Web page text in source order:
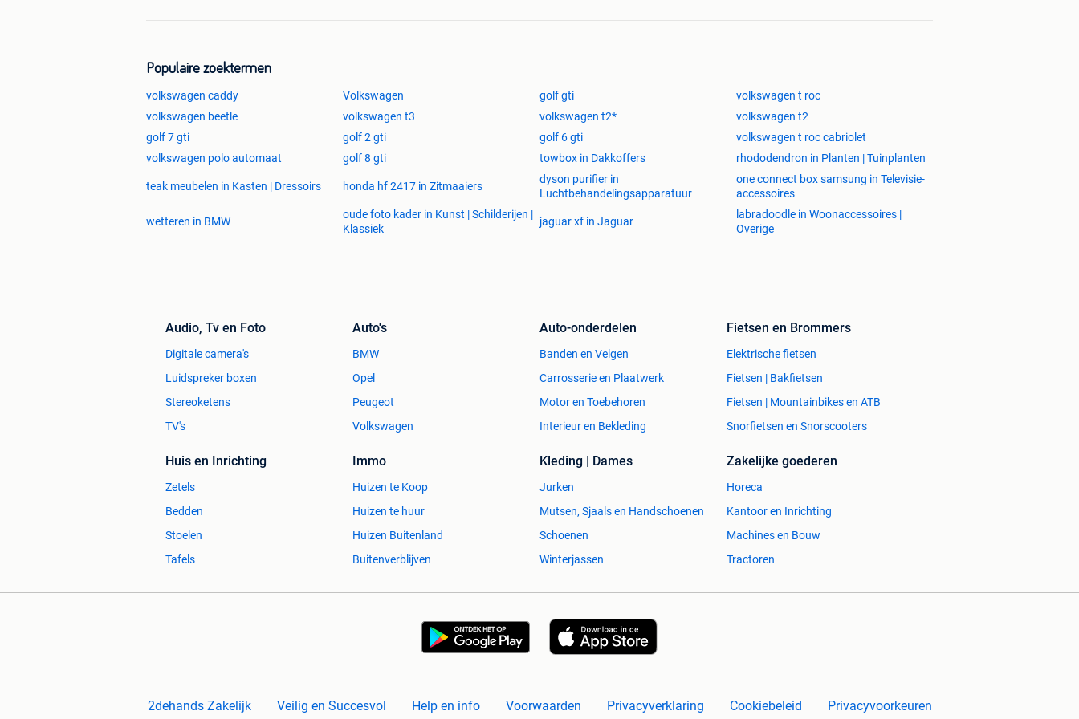
Populaire zoektermen
volkswagen caddy Volkswagen golf gti
volkswagen t roc
volkswagen beetle
volkswagen t3 volkswagen t2*
volkswagen t2
golf 7 gti
golf 2 gti golf 6 gti
volkswagen t roc cabriolet
volkswagen polo automaat
golf 8 gti towbox in Dakkoffers rhododendron in Planten | Tuinplanten
teak meubelen in Kasten | Dressoirs honda hf 2417 in Zitmaaiers
dyson purifier in
Luchtbehandelingsapparatuur
one connect box samsung in Televisie-
accessoires
wetteren in BMW
oude foto kader in Kunst | Schilderijen |
Klassiek
jaguar xf in Jaguar
labradoodle in Woonaccessoires |
Overige
Audio, Tv en Foto
Digitale camera's
Luidspreker boxen
Stereoketens
TV's
Auto's
BMW
Opel
Peugeot
Volkswagen
Auto-onderdelen
Banden en Velgen
Carrosserie en Plaatwerk
Motor en Toebehoren
Interieur en Bekleding
Fietsen en Brommers
Elektrische fietsen
Fietsen | Bakfietsen
Fietsen | Mountainbikes en ATB
Snorfietsen en Snorscooters
Huis en Inrichting
Zetels
Bedden
Stoelen
Tafels
Immo
Huizen te Koop
Huizen te huur
Huizen Buitenland
Buitenverblijven
Kleding | Dames
Jurken
Mutsen, Sjaals en Handschoenen
Schoenen
Winterjassen
Zakelijke goederen
Horeca
Kantoor en Inrichting
Machines en Bouw
Tractoren
2dehands Zakelijk Veilig en Succesvol Help en info Voorwaarden Privacyverklaring Cookiebeleid Privacyvoorkeuren